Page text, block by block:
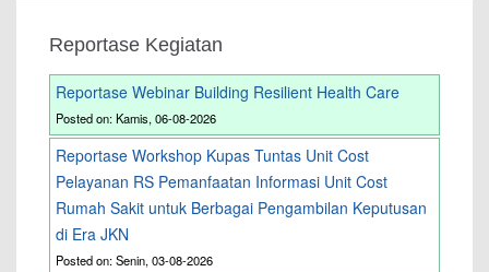
Reportase Kegiatan
Reportase Webinar Building Resilient Health Care
Posted on: Kamis, 06-08-2026
Reportase Workshop Kupas Tuntas Unit Cost
Pelayanan RS Pemanfaatan Informasi Unit Cost
Rumah Sakit untuk Berbagai Pengambilan Keputusan
di Era JKN
Posted on: Senin, 03-08-2026